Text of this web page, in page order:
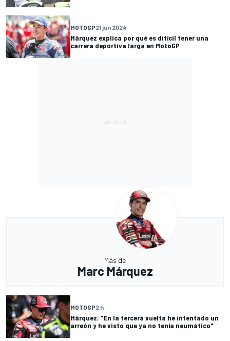
MOTOGP21 jun 2024
Márquez explica por qué es difícil tener una
carrera deportiva larga en MotoGP
Más de
Marc Márquez
MOTOGP2 h
Márquez: "En la tercera vuelta he intentado un
arreón y he visto que ya no tenía neumático"